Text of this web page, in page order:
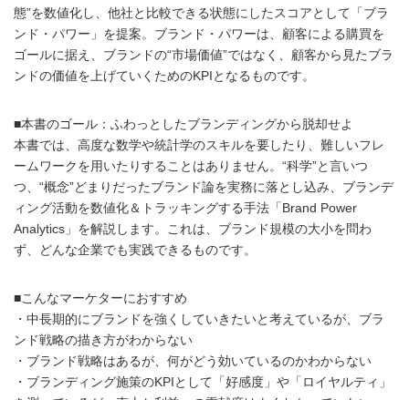
態”を数値化し、他社と比較できる状態にしたスコアとして「ブラ
ンド・パワー」を提案。ブランド・パワーは、顧客による購買を
ゴールに据え、ブランドの“市場価値”ではなく、顧客から見たブラ
ンドの価値を上げていくためのKPIとなるものです。
■本書のゴール：ふわっとしたブランディングから脱却せよ
本書では、高度な数学や統計学のスキルを要したり、難しいフレ
ームワークを用いたりすることはありません。“科学”と言いつ
つ、“概念”どまりだったブランド論を実務に落とし込み、ブランデ
ィング活動を数値化＆トラッキングする手法「Brand Power
Analytics」を解説します。これは、ブランド規模の大小を問わ
ず、どんな企業でも実践できるものです。
■こんなマーケターにおすすめ
・中長期的にブランドを強くしていきたいと考えているが、ブラ
ンド戦略の描き方がわからない
・ブランド戦略はあるが、何がどう効いているのかわからない
・ブランディング施策のKPIとして「好感度」や「ロイヤルティ」